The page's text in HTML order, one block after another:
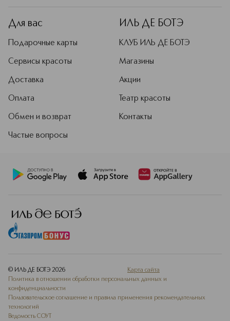
Для вас
Подарочные карты
Сервисы красоты
Доставка
Оплата
Обмен и возврат
Частые вопросы
ИЛЬ ДЕ БОТЭ
КЛУБ ИЛЬ ДЕ БОТЭ
Магазины
Акции
Театр красоты
Контакты
© ИЛЬ ДЕ БОТЭ 2026
Карта сайта
Политика в отношении обработки персональных данных и
конфиденциальности
Пользовательское соглашение и правила применения рекомендательных
технологий
Ведомость СОУТ